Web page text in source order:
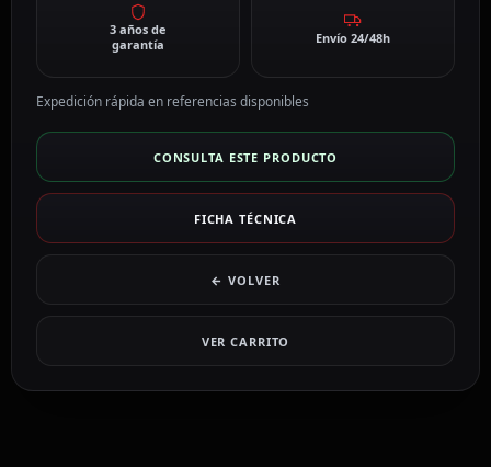
3 años de
garantía
Envío 24/48h
Expedición rápida en referencias disponibles
CONSULTA ESTE PRODUCTO
FICHA TÉCNICA
← VOLVER
VER CARRITO